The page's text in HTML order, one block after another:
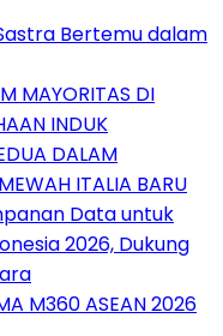
Bertemu dalam
MAYORITAS DI
INDUK
DALAM
ITALIA BARU
Data untuk
2026, Dukung
M360 ASEAN 2026